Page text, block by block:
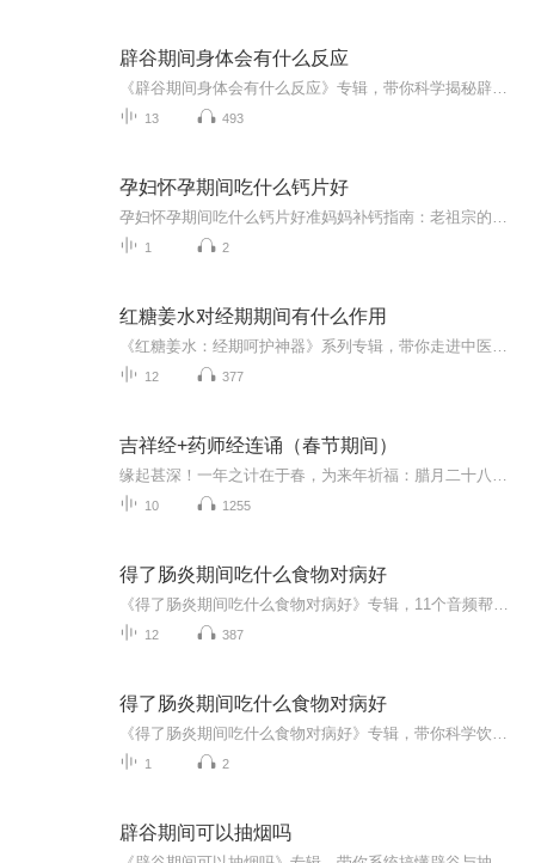
辟谷期间身体会有什么反应
13 493
孕妇怀孕期间吃什么钙片好
1 2
红糖姜水对经期期间有什么作用
12 377
吉祥经+药师经连诵（春节期间）
10 1255
得了肠炎期间吃什么食物对病好
12 387
得了肠炎期间吃什么食物对病好
1 2
辟谷期间可以抽烟吗